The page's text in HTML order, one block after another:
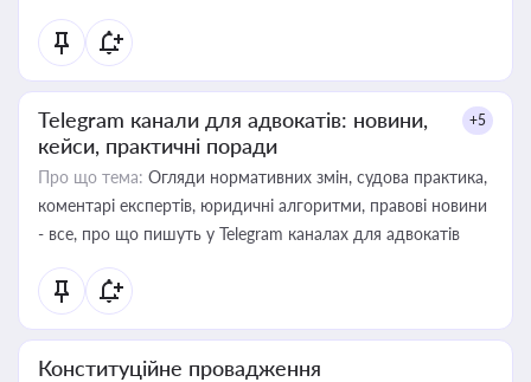
Telegram канали для адвокатів: новини,
кейси, практичні поради
+5
Про що тема: Огляди нормативних змін, судова практика,
коментарі експертів, юридичні алгоритми, правові новини
- все, про що пишуть у Telegram каналах для адвокатів
Конституційне провадження